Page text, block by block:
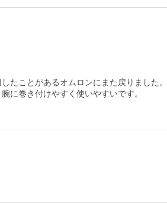
たことがあるオムロンにまた戻りました。
に巻き付けやすく使いやすいです。